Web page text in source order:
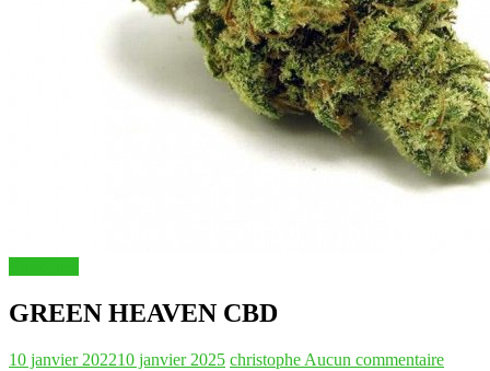
GREEN HEAVEN CBD
10 janvier 202210 janvier 2025 christophe Aucun commentaire